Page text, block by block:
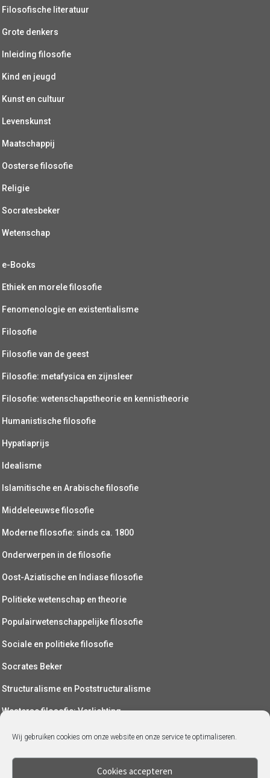
Wij gebruiken cookies om onze website en onze service te optimaliseren.
Cookies accepteren
Filosofische literatuur
Grote denkers
Inleiding filosofie
Kind en jeugd
Kunst en cultuur
Levenskunst
Maatschappij
Oosterse filosofie
Religie
Socratesbeker
Wetenschap
e-Books
Ethiek en morele filosofie
Fenomenologie en existentialisme
Filosofie
Filosofie van de geest
Filosofie: metafysica en zijnsleer
Filosofie: wetenschapstheorie en kennistheorie
Humanistische filosofie
Hypatiaprijs
Idealisme
Islamitische en Arabische filosofie
Middeleeuwse filosofie
Moderne filosofie: sinds ca. 1800
Onderwerpen in de filosofie
Oost-Aziatische en Indiase filosofie
Politieke wetenschap en theorie
Populairwetenschappelijke filosofie
Sociale en politieke filosofie
Socrates Beker
Structuralisme en Poststructuralisme
Westerse filosofie: Verlichting
Wetenschapsfilosofie
Yoga (als filosofie)